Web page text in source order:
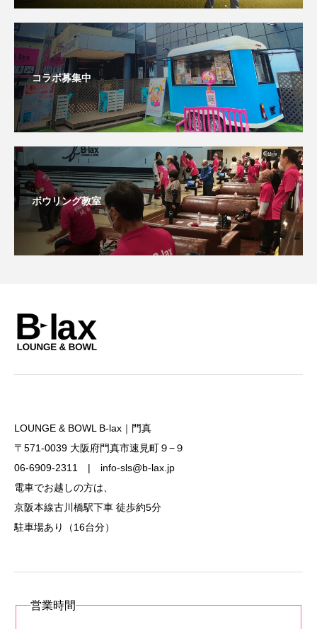
コラボ募集中
ボウリング教室
LOUNGE & BOWL B-lax｜門真
〒571-0039 大阪府門真市速見町９−９
06-6909-2311 | info-sls@b-lax.jp
電車でお越しの方は、
京阪本線古川橋駅下車 徒歩約5分
駐車場あり（16台分）
営業時間